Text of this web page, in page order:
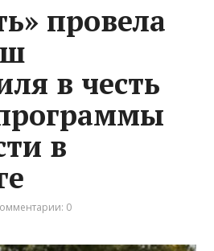
провела
в честь
в
0